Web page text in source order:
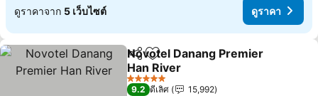
ดูราคาจาก 5 เว็บไซต์ ดูราคา
แชร์ เพิ่มในรายการโปรด
Novotel Danang Premier
Han River
5 ดาว
9.2 ดีเลิศ
15,992